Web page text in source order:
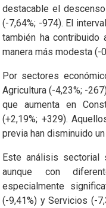
destacable el
(-7,64%; -974). El
también ha contribuido
manera más modesta (-
Por sectores
Agricultura (-4,23%; -
que aumenta en
(+2,19%; +329).
previa han disminuido
Este análisis sectorial
aunque con
especialmente
(-9,41%) y Servicios (-